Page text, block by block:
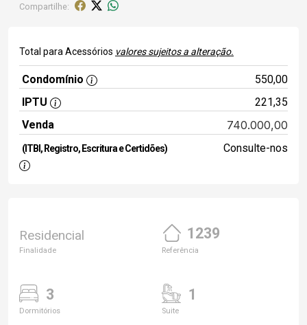
Compartilhe:
Total para Acessórios valores sujeitos a alteração.
Condomínio
550,00
IPTU
221,35
Venda
740.000,00
(ITBI, Registro, Escritura e Certidões) Consulte-nos
Residencial
Finalidade
1239
Referência
3
Dormitórios
1
Suite